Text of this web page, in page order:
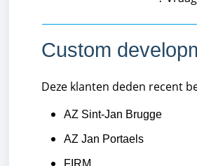
Custom
Deze klanten deden recent
AZ Sint-Jan Brugge
AZ Jan Portaels
FIRM